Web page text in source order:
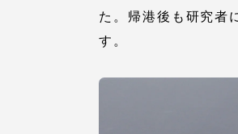
た。帰港後も研究者
す。
語学教育センター